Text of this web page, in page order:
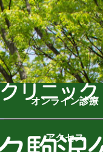
オンライン診療
アクセス